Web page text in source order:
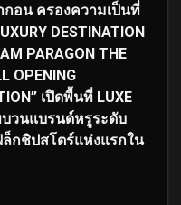
กอน ครองความเป็นที่
DESTINATION
PARAGON THE
OPENING
เปิดพื้นที่ LUXE
บวนแบรนด์หรูระดับ
ล็กชิปสโตร์แห่งแรกใน